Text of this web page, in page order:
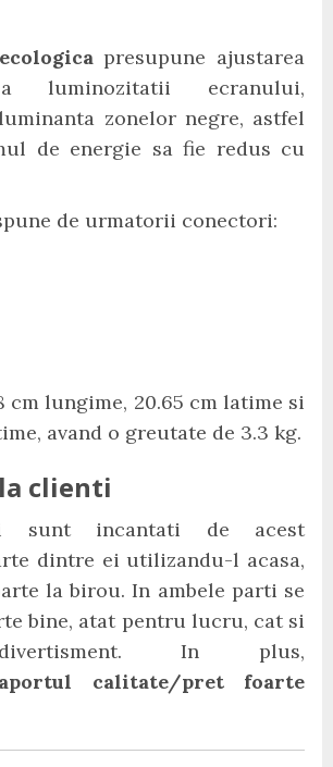
presupune ajustarea
luminozitatii ecranului,
zonelor negre, astfel
de energie sa fie redus cu
de urmatorii conectori:
cm lungime, 20.65 cm latime si
avand o greutate de 3.3 kg.
clienti
sunt incantati de acest
dintre ei utilizandu-l acasa,
la birou. In ambele parti se
bine, atat pentru lucru, cat si
In plus,
calitate/pret foarte